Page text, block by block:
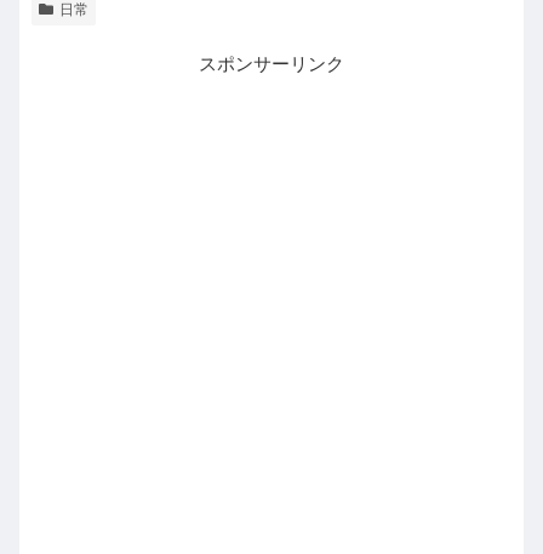
日常
スポンサーリンク